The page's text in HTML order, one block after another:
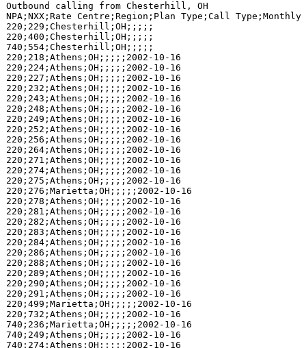
Outbound calling from Chesterhill, OH
NPA;NXX;Rate Centre;Region;Plan Type;Call
220;229;Chesterhill;OH;;;;;
220;400;Chesterhill;OH;;;;;
740;554;Chesterhill;OH;;;;;
220;218;Athens;OH;;;;;2002-10-16
220;224;Athens;OH;;;;;2002-10-16
220;227;Athens;OH;;;;;2002-10-16
220;232;Athens;OH;;;;;2002-10-16
220;243;Athens;OH;;;;;2002-10-16
220;248;Athens;OH;;;;;2002-10-16
220;249;Athens;OH;;;;;2002-10-16
220;252;Athens;OH;;;;;2002-10-16
220;256;Athens;OH;;;;;2002-10-16
220;264;Athens;OH;;;;;2002-10-16
220;271;Athens;OH;;;;;2002-10-16
220;274;Athens;OH;;;;;2002-10-16
220;275;Athens;OH;;;;;2002-10-16
220;276;Marietta;OH;;;;;2002-10-16
220;278;Athens;OH;;;;;2002-10-16
220;281;Athens;OH;;;;;2002-10-16
220;282;Athens;OH;;;;;2002-10-16
220;283;Athens;OH;;;;;2002-10-16
220;284;Athens;OH;;;;;2002-10-16
220;286;Athens;OH;;;;;2002-10-16
220;288;Athens;OH;;;;;2002-10-16
220;289;Athens;OH;;;;;2002-10-16
220;290;Athens;OH;;;;;2002-10-16
220;291;Athens;OH;;;;;2002-10-16
220;499;Marietta;OH;;;;;2002-10-16
220;732;Athens;OH;;;;;2002-10-16
740;236;Marietta;OH;;;;;2002-10-16
740;249;Athens;OH;;;;;2002-10-16
740;274;Athens;OH;;;;;2002-10-16